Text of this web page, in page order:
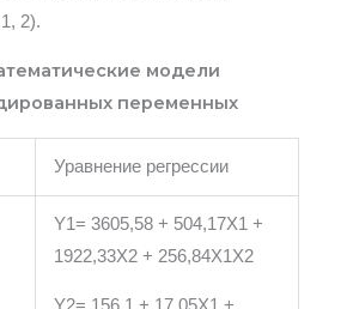
2).
модели
переменных
Уравнение регрессии
Y1= 3605,58 + 504,17X1 +
1922,33X2 + 256,84X1X2